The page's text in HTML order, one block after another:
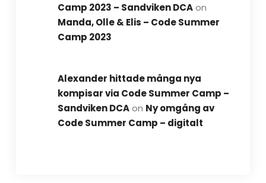
Camp 2023 – Sandviken DCAon
Manda, Olle & Elis – Code Summer
Camp 2023
Alexander hittade många nya
kompisar via Code Summer Camp –
Sandviken DCAon Ny omgång av
Code Summer Camp – digitalt